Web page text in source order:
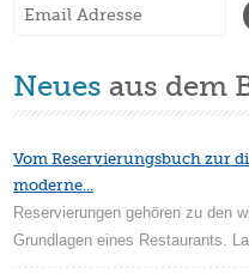
Neues aus dem
Vom Reservierungsbuch zur
moderne...
Reservierungen gehören zu den
Grundlagen eines Restaurants.